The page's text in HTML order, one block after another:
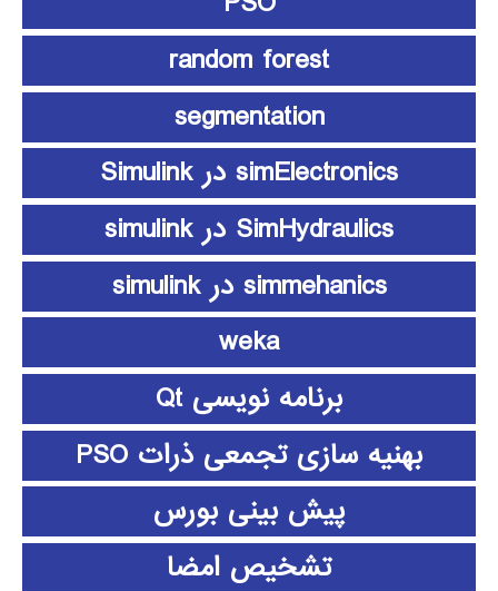
random forest
segmentation
simElectronics در Simulink
SimHydraulics در simulink
simmehanics در simulink
weka
برنامه نویسی Qt
بهنیه سازی تجمعی ذرات PSO
پیش بینی بورس
تشخیص امضا